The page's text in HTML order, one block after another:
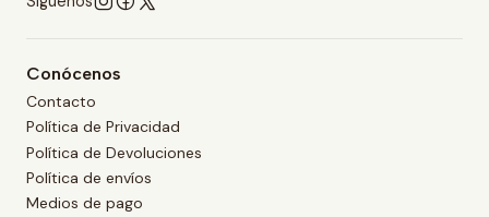
Conócenos
Contacto
Política de Privacidad
Política de Devoluciones
Política de envíos
Medios de pago